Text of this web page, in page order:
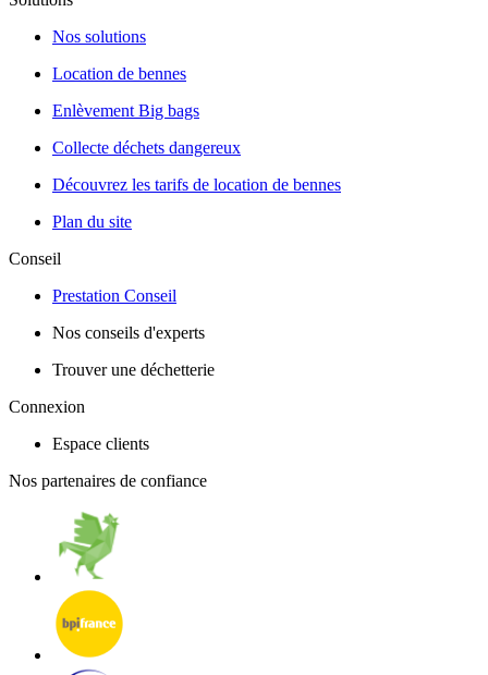
Nos solutions
Location de bennes
Enlèvement Big bags
Collecte déchets dangereux
Découvrez les tarifs de location de bennes
Plan du site
Conseil
Prestation Conseil
Nos conseils d'experts
Trouver une déchetterie
Connexion
Espace clients
Nos partenaires de confiance